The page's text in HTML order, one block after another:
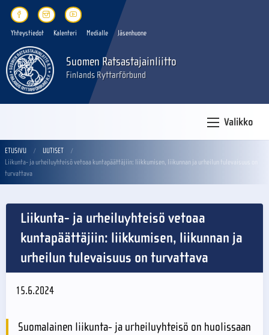
Yhteystiedot Kalenteri Medialle Jäsenhuone
Suomen Ratsastajainliitto
Finlands Ryttarförbund
Valikko
ETUSIVU
UUTISET
Liikunta- ja urheiluyhteisö vetoaa kuntapäättäjiin: liikkumisen, liikunnan ja urheilun tulevaisuus on
turvattava
Liikunta- ja urheiluyhteisö vetoaa
kuntapäättäjiin: liikkumisen, liikunnan ja
urheilun tulevaisuus on turvattava
15.6.2024
Suomalainen liikunta- ja urheiluyhteisö on huolissaan